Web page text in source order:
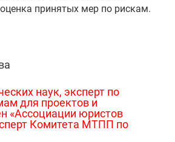
принятых мер по рискам.
наук, эксперт по
для проектов и
«Ассоциации юристов
Комитета МТПП по